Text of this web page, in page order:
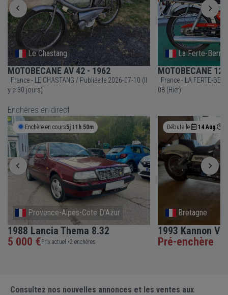
Le Chastang
MOTOBECANE AV 42 - 1962
France - LE CHASTANG / Publiée le 2026-07-10 (Il
y a 30 jours)
La Ferte-
MOTOBECANE
France - LA FERTE-BERNARD / Publiée
08 (Hier)
Enchères en direct
Enchère en cours5j 11h 50m
Provence-Alpes-Cote D'Azur
1988 Lancia Thema 8.32
5 000 €Prix actuel •2 enchères
Débute le 14 Aug
Bretagne
1993 Kannon V8
Pré-enchère
Consultez nos nouvelles annonces et les ventes aux